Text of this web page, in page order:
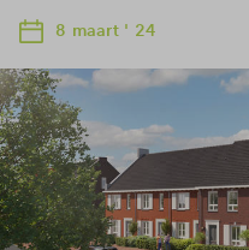
8 maart ' 24